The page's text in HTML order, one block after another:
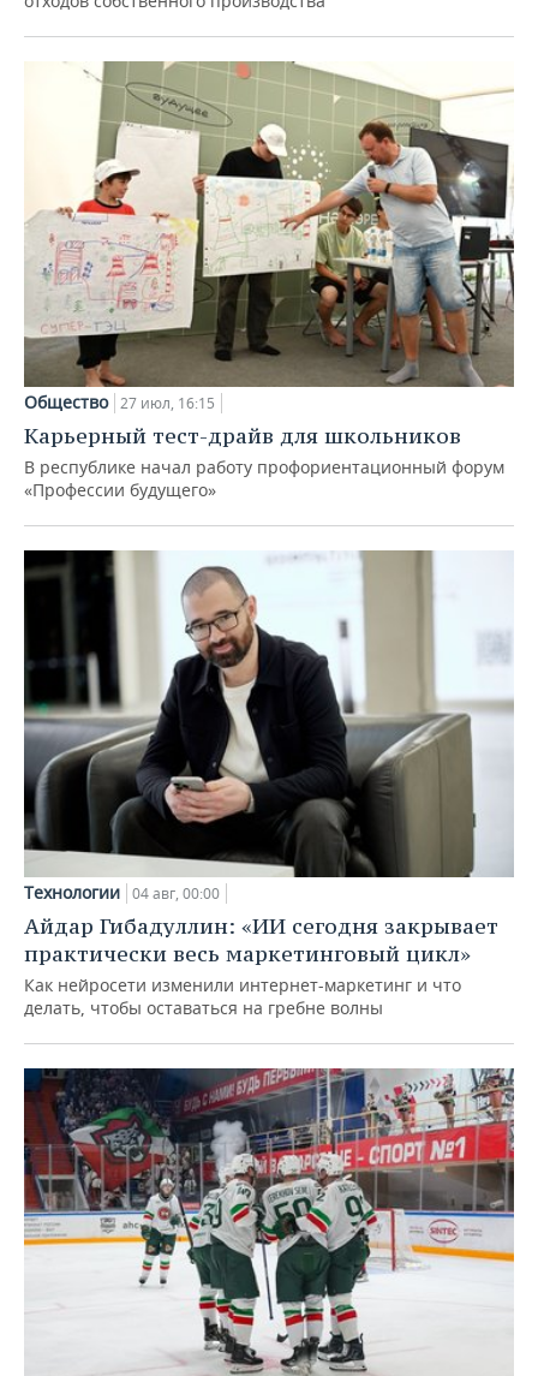
Общество 27 июл, 16:15
Карьерный тест-драйв для школьников
В республике начал работу профориентационный форум
«Профессии будущего»
Технологии 04 авг, 00:00
Айдар Гибадуллин: «ИИ сегодня закрывает
практически весь маркетинговый цикл»
Как нейросети изменили интернет-маркетинг и что
делать, чтобы оставаться на гребне волны